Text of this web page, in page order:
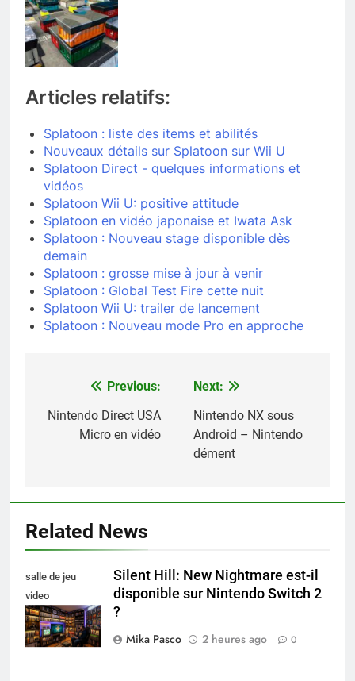
Articles relatifs:
Splatoon : liste des items et abilités
Nouveaux détails sur Splatoon sur Wii U
Splatoon Direct - quelques informations et
vidéos
Splatoon Wii U: positive attitude
Splatoon en vidéo japonaise et Iwata Ask
Splatoon : Nouveau stage disponible dès
demain
Splatoon : grosse mise à jour à venir
Splatoon : Global Test Fire cette nuit
Splatoon Wii U: trailer de lancement
Splatoon : Nouveau mode Pro en approche
Navigation
de
Previous:
Nintendo Direct USA
Micro en vidéo
Next:
Nintendo NX sous
Android – Nintendo
dément
Related News
salle de jeu
video
collectionneur
Silent Hill: New Nightmare est-il
disponible sur Nintendo Switch 2
?
Mika Pasco
2 heures ago 0